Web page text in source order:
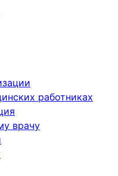
работниках
врачу